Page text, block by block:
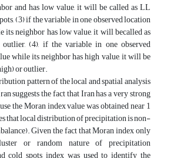
and has low value, it will be called as LL
(3) if the variable in one observed location
its neighbor has low value, it will becalled as
(4), if the variable in one observed
while its neighbor has high value, it will be
or outlier.
pattern of the local and spatial analysis
suggests the fact that Iran has a very strong
the Moran index value was obtained near 1
that local distribution of precipitation is non-
Given the fact that Moran index only
or random nature of precipitation